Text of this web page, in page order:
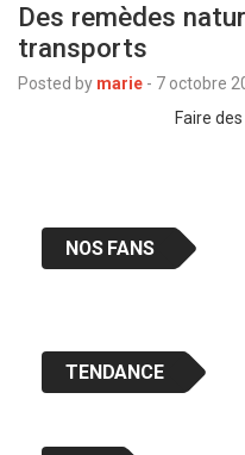
Des remèdes
transports
Posted by marie - 7 octobre
Faire des trajets en
NOS FANS
TENDANCE